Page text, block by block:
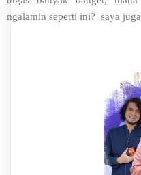
ngalamin seperti ini? saya